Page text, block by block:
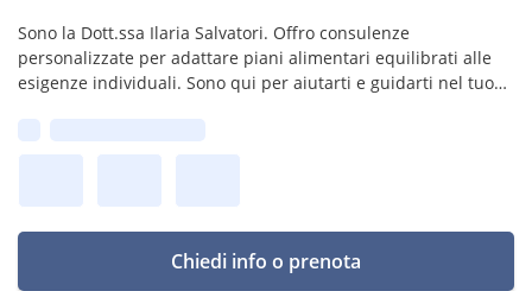
Sono la Dott.ssa Ilaria Salvatori. Offro consulenze
personalizzate per adattare piani alimentari equilibrati alle
esigenze individuali. Sono qui per aiutarti e guidarti nel tuo
Chiedi info o prenota